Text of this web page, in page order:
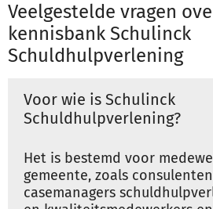
Veelgestelde vragen
kennisbank Schulinck
Schuldhulpverlening
Voor wie is Schulinck
Schuldhulpverlening?
Het is bestemd voor
gemeente, zoals
casemanagers